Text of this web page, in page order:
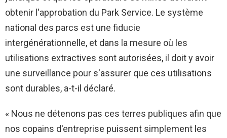
obtenir l'approbation du Park Service. Le système
national des parcs est une fiducie
intergénérationnelle, et dans la mesure où les
utilisations extractives sont autorisées, il doit y avoir
une surveillance pour s'assurer que ces utilisations
sont durables, a-t-il déclaré.
« Nous ne détenons pas ces terres publiques afin que
nos copains d'entreprise puissent simplement les